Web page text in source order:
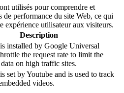
utilisés pour comprendre et
performance du site Web, ce qui
expérience utilisateur aux visiteurs.
Description
installed by Google Universal
the request rate to limit the
on high traffic sites.
set by Youtube and is used to track
videos.